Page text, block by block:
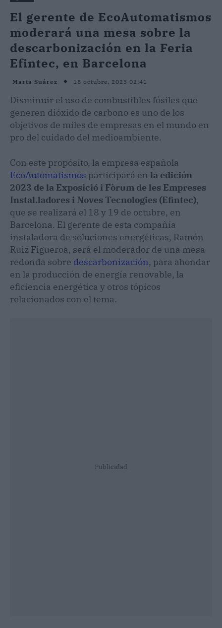
El gerente de EcoAutomatismos
moderará una mesa sobre la
descarbonización en la Feria
Efintec, en Barcelona
Marta Suárez 18 octubre, 2023 02:41
Disminuir el uso de combustibles fósiles que
generen dióxido de carbono es uno de los
objetivos de miles de empresas en el mundo en
pro del cuidado del medioambiente.
Con este propósito, la empresa española
EcoAutomatismos participará en la edición
2023 de la Exposició i Fòrum de les Empreses
Instal.ladores i Noves Tecnologies (Efintec),
que se realizará el 18 y 19 de octubre, en
Barcelona. El gerente de esta compañía
instaladora de soluciones energéticas, Ramón
Ruiz Figueroa, será el moderador de una mesa
redonda sobre descarbonización, para ahondar
en la producción de energía renovable, la
eficiencia energética y otros tópicos
relacionados con el tema.
Publicidad